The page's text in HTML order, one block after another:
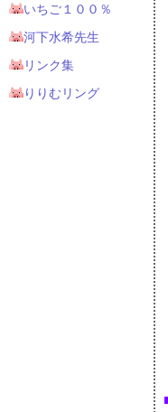
いちご１００％
河下水希先生
リンク集
りりむリング